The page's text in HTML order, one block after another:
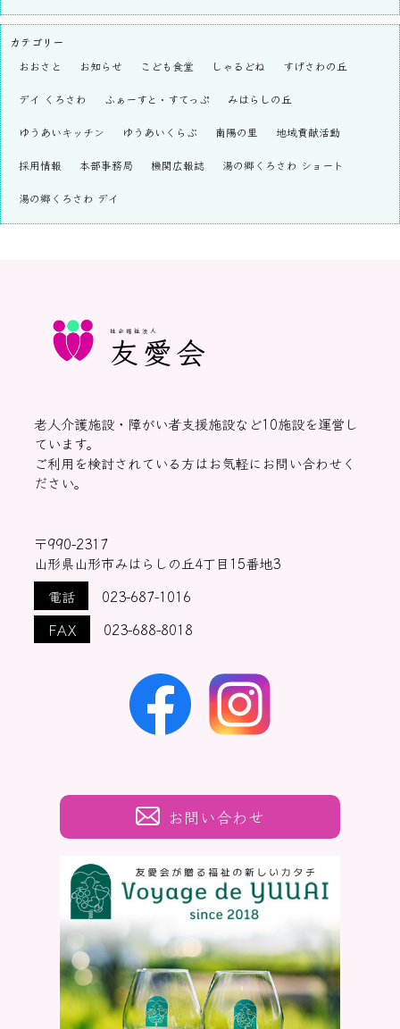
カテゴリー
おおさと
お知らせ こども食堂 しゃるどね すげさわの丘
デイ くろさわ ふぁーすと・すてっぷ みはらしの丘
ゆうあいキッチン ゆうあいくらぶ 南陽の里 地域貢献活動
採用情報 本部事務局 機関広報誌 湯の郷くろさわ ショート
湯の郷くろさわ デイ
社会福祉法人
友愛会
老人介護施設・障がい者支援施設など10施設を運営し
ています。
ご利用を検討されている方はお気軽にお問い合わせく
ださい。
〒990-2317
山形県山形市みはらしの丘4丁目15番地3
電話
023-687-1016
FAX
023-688-8018
お問い合わせ